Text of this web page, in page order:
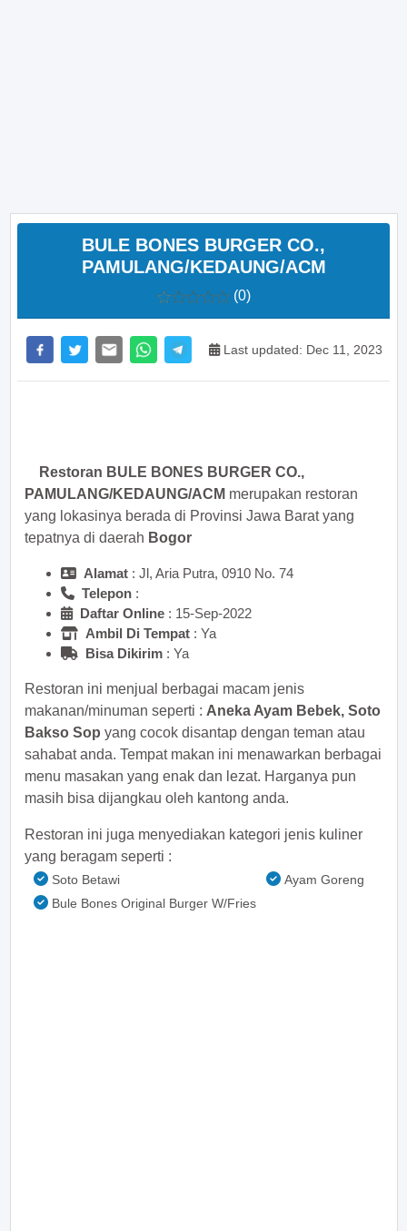
BULE BONES BURGER CO.,
PAMULANG/KEDAUNG/ACM
(0)
Last updated: Dec 11, 2023
Restoran BULE BONES BURGER CO.,
PAMULANG/KEDAUNG/ACM merupakan restoran
yang lokasinya berada di Provinsi Jawa Barat yang
tepatnya di daerah Bogor
Alamat : Jl, Aria Putra, 0910 No. 74
Telepon :
Daftar Online : 15-Sep-2022
Ambil Di Tempat : Ya
Bisa Dikirim : Ya
Restoran ini menjual berbagai macam jenis
makanan/minuman seperti : Aneka Ayam Bebek, Soto
Bakso Sop yang cocok disantap dengan teman atau
sahabat anda. Tempat makan ini menawarkan berbagai
menu masakan yang enak dan lezat. Harganya pun
masih bisa dijangkau oleh kantong anda.
Restoran ini juga menyediakan kategori jenis kuliner
yang beragam seperti :
Soto Betawi
Ayam Goreng
Bule Bones Original Burger W/Fries